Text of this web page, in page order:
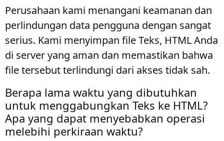
Perusahaan kami menangani keamanan dan
perlindungan data pengguna dengan sangat
serius. Kami menyimpan file Teks, HTML Anda
di server yang aman dan memastikan bahwa
file tersebut terlindungi dari akses tidak sah.
Berapa lama waktu yang dibutuhkan
untuk menggabungkan Teks ke HTML?
Apa yang dapat menyebabkan operasi
melebihi perkiraan waktu?